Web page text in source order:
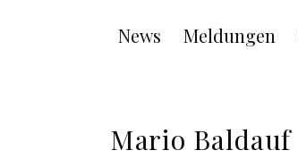
Main
navigation
News Meldungen
Mario Baldauf